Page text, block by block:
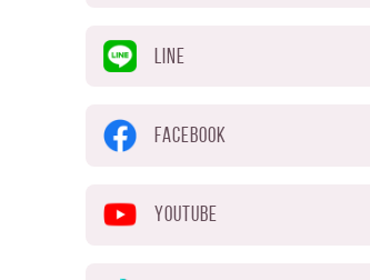
LINE
FACEBOOK
YOUTUBE